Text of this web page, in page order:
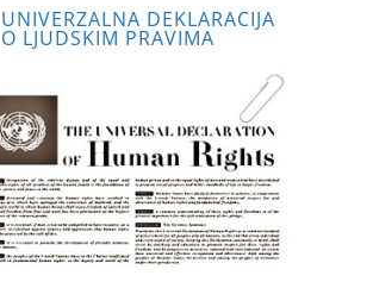
UNIVERZALNA DEKLARACIJA
O LJUDSKIM PRAVIMA